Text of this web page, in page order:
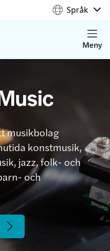
Språk
Meny
musikbolag
konstmusik,
jazz, folk- och
och